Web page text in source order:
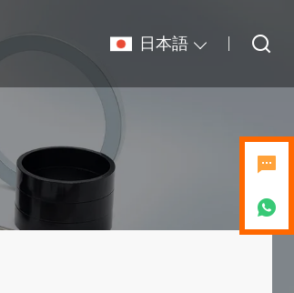
日本語